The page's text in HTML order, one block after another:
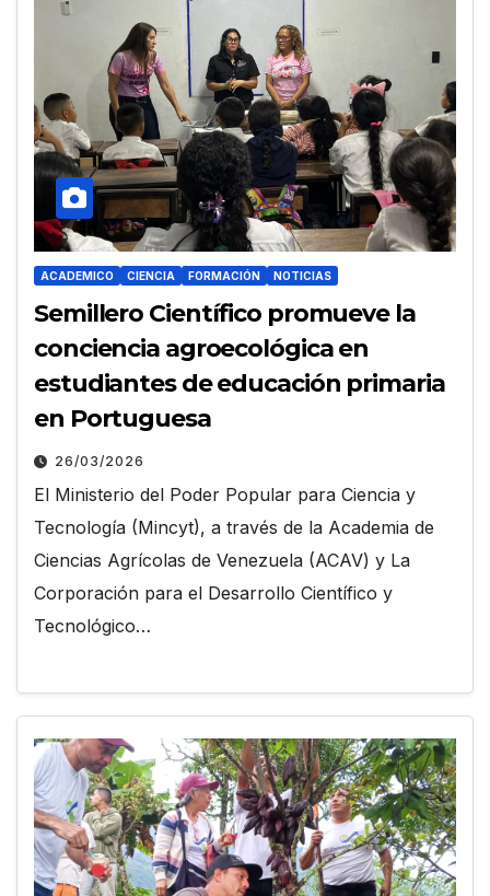
ACADEMICO CIENCIA FORMACIÓN NOTICIAS
Semillero Científico promueve la
conciencia agroecológica en
estudiantes de educación primaria
en Portuguesa
26/03/2026
El Ministerio del Poder Popular para Ciencia y
Tecnología (Mincyt), a través de la Academia de
Ciencias Agrícolas de Venezuela (ACAV) y La
Corporación para el Desarrollo Científico y
Tecnológico…